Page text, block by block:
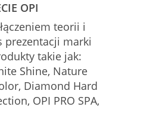
OPI
teorii i
prezentacji marki
takie jak:
Shine, Nature
Diamond Hard
OPI PRO SPA,